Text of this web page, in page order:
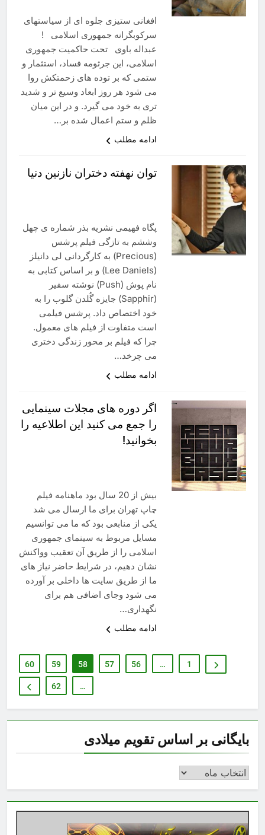
افغانی ستيزی جلوه ای از سياستهای
سرکوبگرانه جمهوری اسلامی !
عبداله باوی تحت حاکمیت جمهوری
اسلامی، این جرثومه فساد، استثمار و
ستمی که بر توده های زحمتکش روا
می شود هر روز ابعاد وسيع تر و شديد
تری به خود می گيرد. و در اين ميان
ظلم و ستم اعمال شده بر…
ادامه مطلب
توان نهفته دختران نازنين دنيا
پگاه فهيمی نشریه بذر شماره ی چهل
وششم به تازگی فيلم پرشس
(Precious) به کارگردانی لی دانيلز
(Lee Daniels) و بر اساس کتابی به
نام پوش (Push) نوشته سفير
(Sapphir) جايزه گُلدن گلوب را به
خود اختصاص داد. پرشس فيلمی
است متفاوت از فيلم های معمول.
چرا که فيلم بر محور زندگی دختری
می چرخد…
ادامه مطلب
اگر دوره های مجلات سینمایی
را جمع می کنید این اطلاعیه را
بخوانید!
بیش از 20 سال بود ماهنامه فیلم
چاپ تهران برای ما ارسال می شد
یکی از منابعی بود که ما می توانسیم
مسایل مربوط به سینمای جمهوری
اسلامی را از طریق آن تعقیب وواکنش
نشان دهیم، در شرایط حاضر نیاز های
ما از طریق سایت ها داخلی بر آورده
می شود وجای اضافی هم برای
نگهداری…
ادامه مطلب
1
…
56
57
58
59
60
…
62
بایگانی بر اساس تقویم میلادی
بایگانی
اساس
تقویم
میلادی